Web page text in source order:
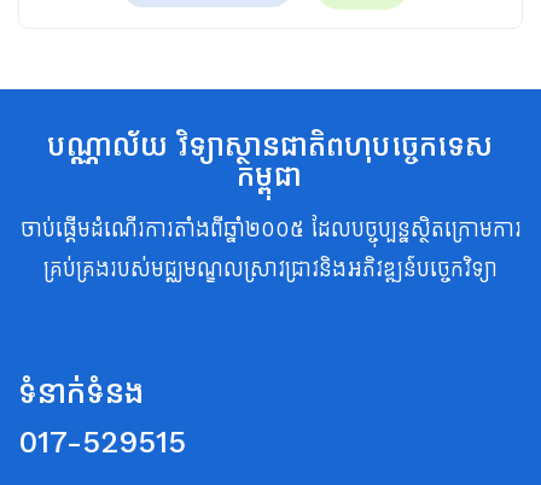
បណ្ណាល័យ វិទ្យាស្ថានជាតិពហុបច្ចេកទេស
កម្ពុជា
ចាប់ផ្តើមដំណើរការតាំងពីឆ្នាំ២០០៥ ដែលបច្ចុប្បន្នស្ថិតក្រោមការ
គ្រប់គ្រងរបស់មជ្ឈមណ្ឌលស្រាវជ្រាវនិងអភិវឌ្ឍន៍បច្ចេកវិទ្យា
ទំនាក់ទំនង
017-529515